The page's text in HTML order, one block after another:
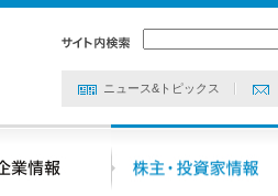
ニュース&トピックス